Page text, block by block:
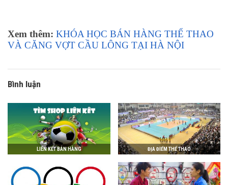
Xem thêm: KHÓA HỌC BÁN HÀNG THỂ THAO
VÀ CĂNG VỢT CẦU LÔNG TẠI HÀ NỘI
Bình luận
LIÊN KẾT BÁN HÀNG ĐỊA ĐIỂM THỂ THAO